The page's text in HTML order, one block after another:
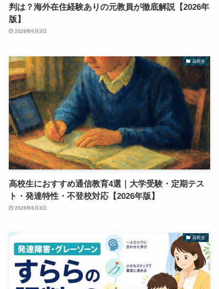
判は？海外在住経験ありの元教員が徹底解説【2026年
版】
2026年6月3日
高校生
高校生におすすめ通信教育4選｜大学受験・定期テス
ト・発達特性・不登校対応【2026年版】
2026年6月3日
高校生